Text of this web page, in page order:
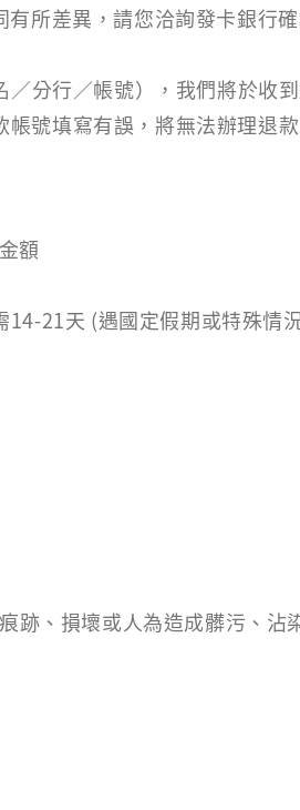
所差異，請您洽詢發卡銀行
分行／帳號），我們將於收
號填寫有誤，將無法辦理退款
額
21天 (遇國定假期或特殊情
跡、損壞或人為造成髒污、沾